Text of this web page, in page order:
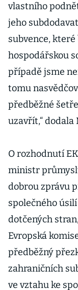
vlastního
jeho
subvence,
hospodářskou
případě jsme
tomu
předběžné
uzavřít,“ dodala
O rozhodnutí
ministr
dobrou zprávu
společného
dotčených
Evropská
předběžný
zahraničních
ve vztahu ke